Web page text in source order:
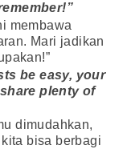
membawa
Mari jadikan
be easy, your
plenty of
dimudahkan,
bisa berbagi